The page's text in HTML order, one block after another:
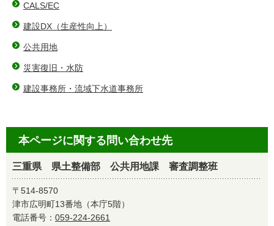
CALS/EC
建設DX（⽣産性向上）
公共用地
災害復旧・水防
建設事務所・流域下水道事務所
本ページに関する問い合わせ先
三重県 県土整備部 公共用地課 審査調整班
〒514-8570
津市広明町13番地（本庁5階）
電話番号： 059-224-2661